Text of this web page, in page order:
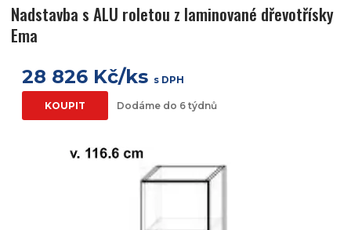
Nadstavba s ALU roletou z laminované dřevotřísky
Ema
28 826 Kč/ks s DPH
KOUPIT Dodáme do 6 týdnů